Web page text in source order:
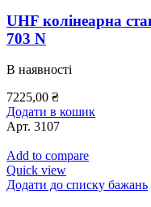
UHF колінеарна
703 N
В наявності
7225,00 ₴
Додати в кошик
Арт. 3107
Add to compare
Quick view
Додати до списку бажань